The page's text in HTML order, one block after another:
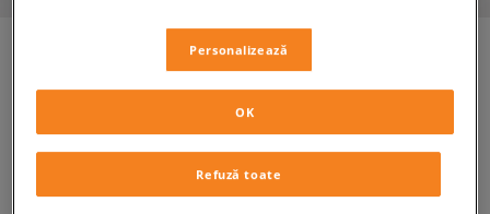
279,99 RON cu TVA
Personalizează
Refuză toate
OK